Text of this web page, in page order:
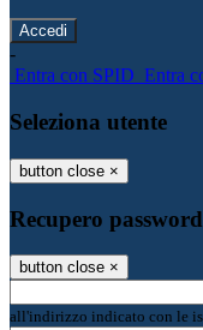
-
Entra con SPID Entra
Seleziona utente
button close ×
Recupero password
button close ×
all'indirizzo indicato con le